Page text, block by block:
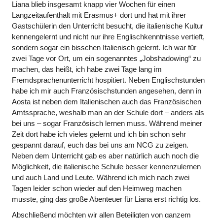
Liana blieb insgesamt knapp vier Wochen für einen
Langzeitaufenthalt mit Erasmus+ dort und hat mit ihrer
Gastschülerin den Unterricht besucht, die italienische Kultur
kennengelernt und nicht nur ihre Englischkenntnisse vertieft,
sondern sogar ein bisschen Italienisch gelernt. Ich war für
zwei Tage vor Ort, um ein sogenanntes „Jobshadowing“ zu
machen, das heißt, ich habe zwei Tage lang im
Fremdsprachenunterricht hospitiert. Neben Englischstunden
habe ich mir auch Französischstunden angesehen, denn in
Aosta ist neben dem Italienischen auch das Französischen
Amtssprache, weshalb man an der Schule dort – anders als
bei uns – sogar Französisch lernen muss. Während meiner
Zeit dort habe ich vieles gelernt und ich bin schon sehr
gespannt darauf, euch das bei uns am NCG zu zeigen.
Neben dem Unterricht gab es aber natürlich auch noch die
Möglichkeit, die italienische Schule besser kennenzulernen
und auch Land und Leute. Während ich mich nach zwei
Tagen leider schon wieder auf den Heimweg machen
musste, ging das große Abenteuer für Liana erst richtig los.
Abschließend möchten wir allen Beteiligten von ganzem